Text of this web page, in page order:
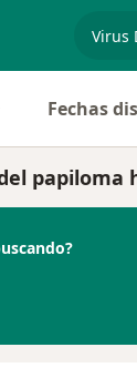
Fechas
papiloma